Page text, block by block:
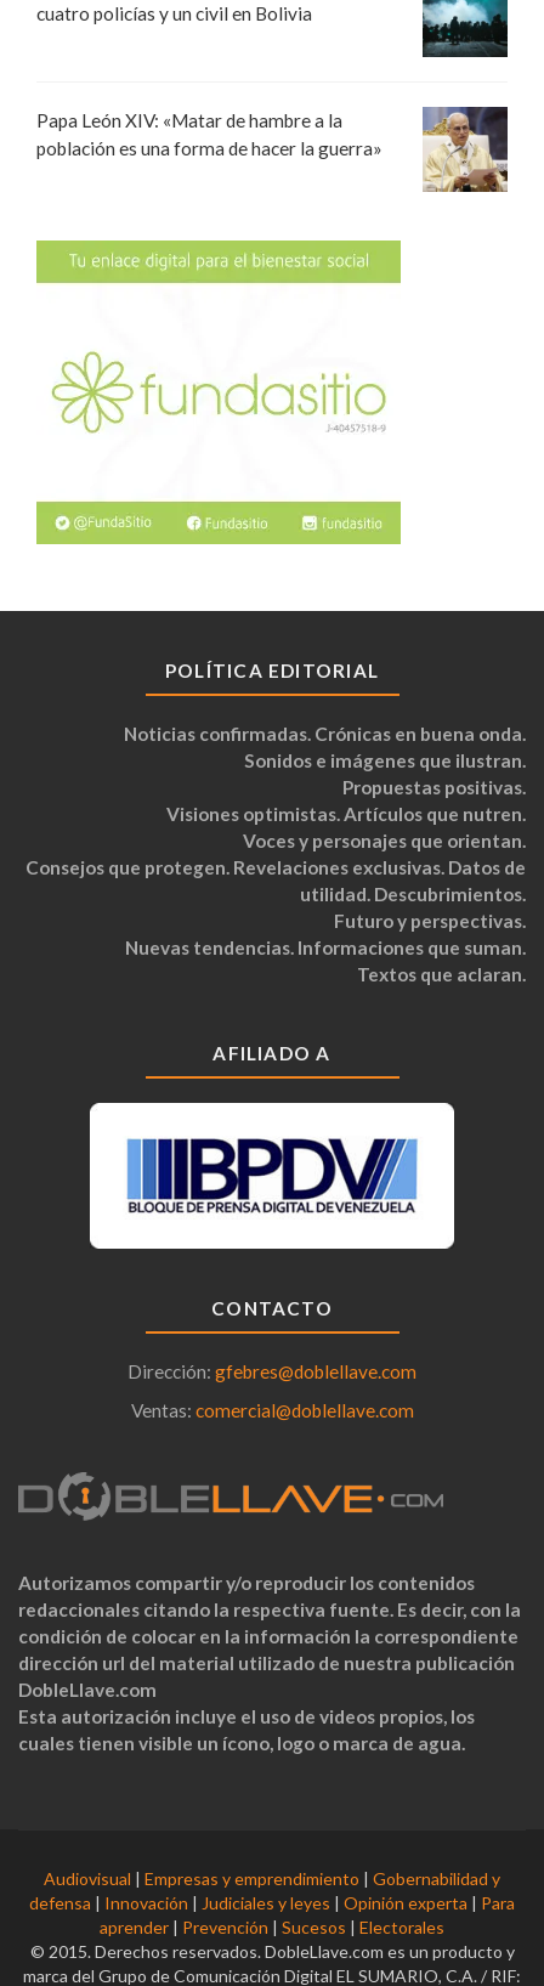
cuatro policías y un civil en Bolivia
Papa León XIV: «Matar de hambre a la
población es una forma de hacer la guerra»
POLÍTICA EDITORIAL
Noticias confirmadas. Crónicas en buena onda.
Sonidos e imágenes que ilustran.
Propuestas positivas.
Visiones optimistas. Artículos que nutren.
Voces y personajes que orientan.
Consejos que protegen. Revelaciones exclusivas. Datos de
utilidad. Descubrimientos.
Futuro y perspectivas.
Nuevas tendencias. Informaciones que suman.
Textos que aclaran.
AFILIADO A
CONTACTO
Dirección: gfebres@doblellave.com
Ventas: comercial@doblellave.com
Autorizamos compartir y/o reproducir los contenidos
redaccionales citando la respectiva fuente. Es decir, con la
condición de colocar en la información la correspondiente
dirección url del material utilizado de nuestra publicación
DobleLlave.com
Esta autorización incluye el uso de videos propios, los
cuales tienen visible un ícono, logo o marca de agua.
Audiovisual | Empresas y emprendimiento | Gobernabilidad y
defensa | Innovación | Judiciales y leyes | Opinión experta | Para
aprender | Prevención | Sucesos | Electorales
© 2015. Derechos reservados. DobleLlave.com es un producto y
marca del Grupo de Comunicación Digital EL SUMARIO, C.A. / RIF: